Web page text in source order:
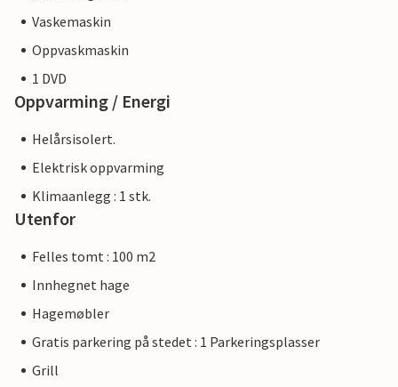
Vaskemaskin
Oppvaskmaskin
1 DVD
Oppvarming / Energi
Helårsisolert.
Elektrisk oppvarming
Klimaanlegg : 1 stk.
Utenfor
Felles tomt : 100 m2
Innhegnet hage
Hagemøbler
Gratis parkering på stedet : 1 Parkeringsplasser
Grill